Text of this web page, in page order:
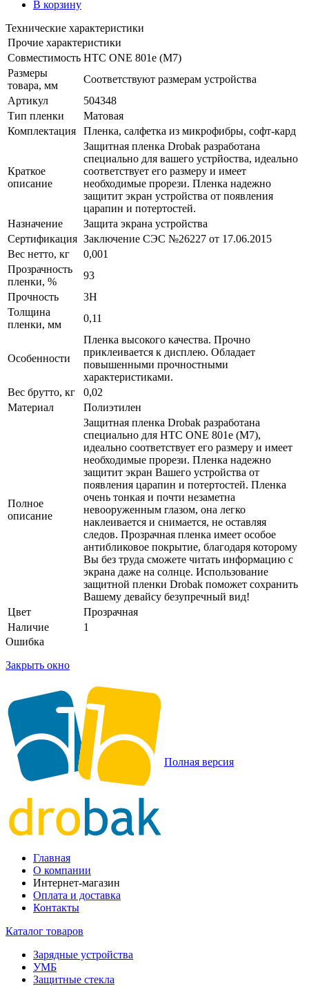
В корзину
Технические характеристики
Прочие характеристики
Совместимость HTC ONE 801e (M7)
Размеры
товара, мм
Соответствуют размерам устройства
Артикул
504348
Тип пленки
Матовая
Комплектация
Пленка, салфетка из микрофибры, софт-кард
Краткое
описание
Защитная пленка Drobak разработана
специально для вашего устрйоства, идеально
соответствует его размеру и имеет
необходимые прорези. Пленка надежно
защитит экран устройства от появления
царапин и потертостей.
Назначение
Защита экрана устройства
Сертификация Заключение СЭС №26227 от 17.06.2015
Вес нетто, кг
0,001
Прозрачность
пленки, %
93
Прочность
3H
Толщина
пленки, мм
0,11
Особенности
Пленка высокого качества. Прочно
приклеивается к дисплею. Обладает
повышенными прочностными
характеристиками.
Вес брутто, кг
0,02
Материал
Полиэтилен
Полное
описание
Защитная пленка Drobak разработана
специально для HTC ONE 801e (M7),
идеально соответствует его размеру и имеет
необходимые прорези. Пленка надежно
защитит экран Вашего устройства от
появления царапин и потертостей. Пленка
очень тонкая и почти незаметна
невооруженным глазом, она легко
наклеивается и снимается, не оставляя
следов. Прозрачная пленка имеет особое
антибликовое покрытие, благодаря которому
Вы без труда сможете читать информацию с
экрана даже на солнце. Использование
защитной пленки Drobak поможет сохранить
Вашему девайсу безупречный вид!
Цвет
Прозрачная
Наличие
1
Ошибка
Закрыть окно
Полная версия
Главная
О компании
Интернет-магазин
Оплата и доставка
Контакты
Каталог товаров
Зарядные устройства
УМБ
Защитные стекла